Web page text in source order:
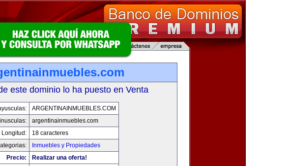
este dominio lo ha puesto en Venta
ARGENTINAINMUEBLES.COM
argentinainmuebles.com
Longitud:
18 caracteres
Inmuebles y Propiedades
Precio:
Realizar una oferta!